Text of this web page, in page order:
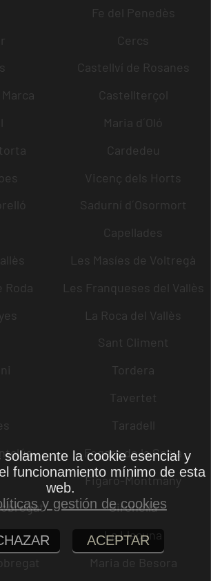
Fe del Penedès
Cercs
Castellví de Rosanes
Castellterçol
Maria d´Oló
Cardedeu
Vicenç dels Horts
Sadurní d´Osormort
Capellades
Les Masíes de Voltregà
Roda
Les Franqueses del Vallès
La Roca del Vallès
Sant Climent
Tordera
Tavertet
Taradell
Fogars de la Selva
Figaró-Montmany
Gironella
La Llacuna
Maria de Besora
solamente la cookie esencial y
funcionamiento mínimo de esta
web.
y gestión de cookies
ACEPTAR